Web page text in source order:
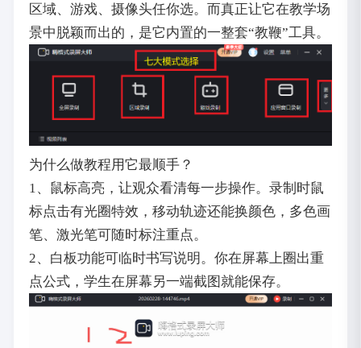
区域、游戏、摄像头任你选。而真正让它在教学场
景中脱颖而出的，是它内置的一整套“教鞭”工具。
为什么做教程用它最顺手？
1、鼠标高亮，让观众看清每一步操作。录制时鼠
标点击有光圈特效，移动轨迹还能换颜色，多色画
笔、激光笔可随时标注重点。
2、白板功能可临时书写说明。你在屏幕上圈出重
点公式，学生在屏幕另一端截图就能保存。